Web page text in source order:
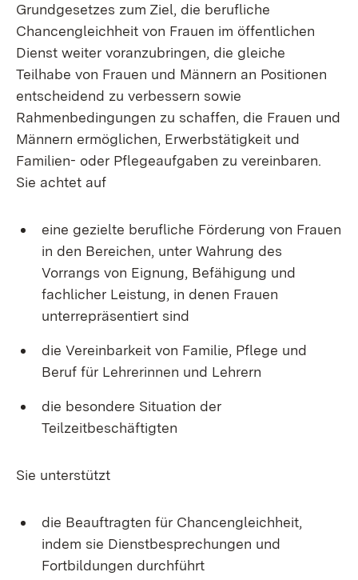
Grundgesetzes zum Ziel, die berufliche
Chancengleichheit von Frauen im öffentlichen
Dienst weiter voranzubringen, die gleiche
Teilhabe von Frauen und Männern an Positionen
entscheidend zu verbessern sowie
Rahmenbedingungen zu schaffen, die Frauen und
Männern ermöglichen, Erwerbstätigkeit und
Familien- oder Pflegeaufgaben zu vereinbaren.
Sie achtet auf
eine gezielte berufliche Förderung von Frauen
in den Bereichen, unter Wahrung des
Vorrangs von Eignung, Befähigung und
fachlicher Leistung, in denen Frauen
unterrepräsentiert sind
die Vereinbarkeit von Familie, Pflege und
Beruf für Lehrerinnen und Lehrern
die besondere Situation der
Teilzeitbeschäftigten
Sie unterstützt
die Beauftragten für Chancengleichheit,
indem sie Dienstbesprechungen und
Fortbildungen durchführt